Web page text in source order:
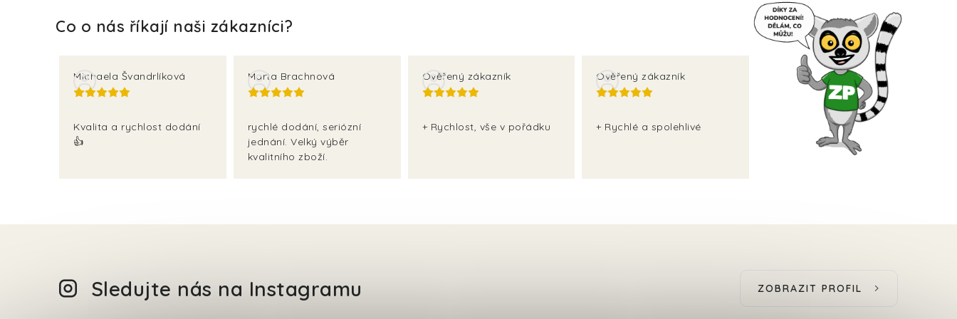
Michaela Švandrlíková
Kvalita a rychlost dodání
👍
Marta Brachnová
rychlé dodání, seriózní
jednání. Velký výběr
kvalitního zboží.
Ověřený zákazník
+ Rychlost, vše v pořádku
Ověřený zákazník
+ Rychlé a spolehlivé
Sledujte nás na Instagramu ZOBRAZIT PROFIL